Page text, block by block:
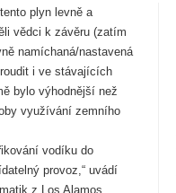
plyn levně a
vědci k závěru (zatím
namíchaná/nastavená
i ve stávajících
bylo výhodnější než
využívání zemního
vodíku do
provoz,“ uvádí
z Los Alamos